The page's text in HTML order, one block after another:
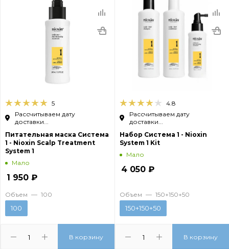
5
Рассчитываем дату
доставки...
Питательная маска Система
1 - Nioxin Scalp Treatment
System 1
Мало
1 950 ₽
В корзину
Объем — 100
100
4.8
Рассчитываем дату
доставки...
Набор Система 1 - Nioxin
System 1 Kit
Мало
4 050 ₽
В корзину
Объем — 150+150+50
150+150+50